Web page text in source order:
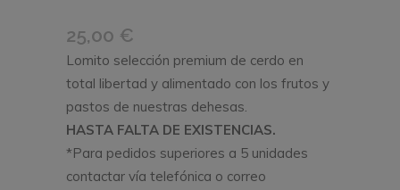
25,00 €
Lomito selección premium de cerdo en
total libertad y alimentado con los frutos y
pastos de nuestras dehesas.
HASTA FALTA DE EXISTENCIAS.
*Para pedidos superiores a 5 unidades
contactar vía telefónica o correo